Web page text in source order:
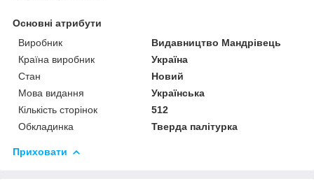
Основні атрибути
Виробник
Видавництво Мандрівець
Країна виробник
Україна
Стан
Новий
Мова видання
Українська
Кількість сторінок
512
Обкладинка
Тверда палітурка
Приховати